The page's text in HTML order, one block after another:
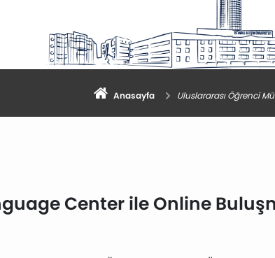
Anasayfa Uluslararası Öğrenci
Center ile Online